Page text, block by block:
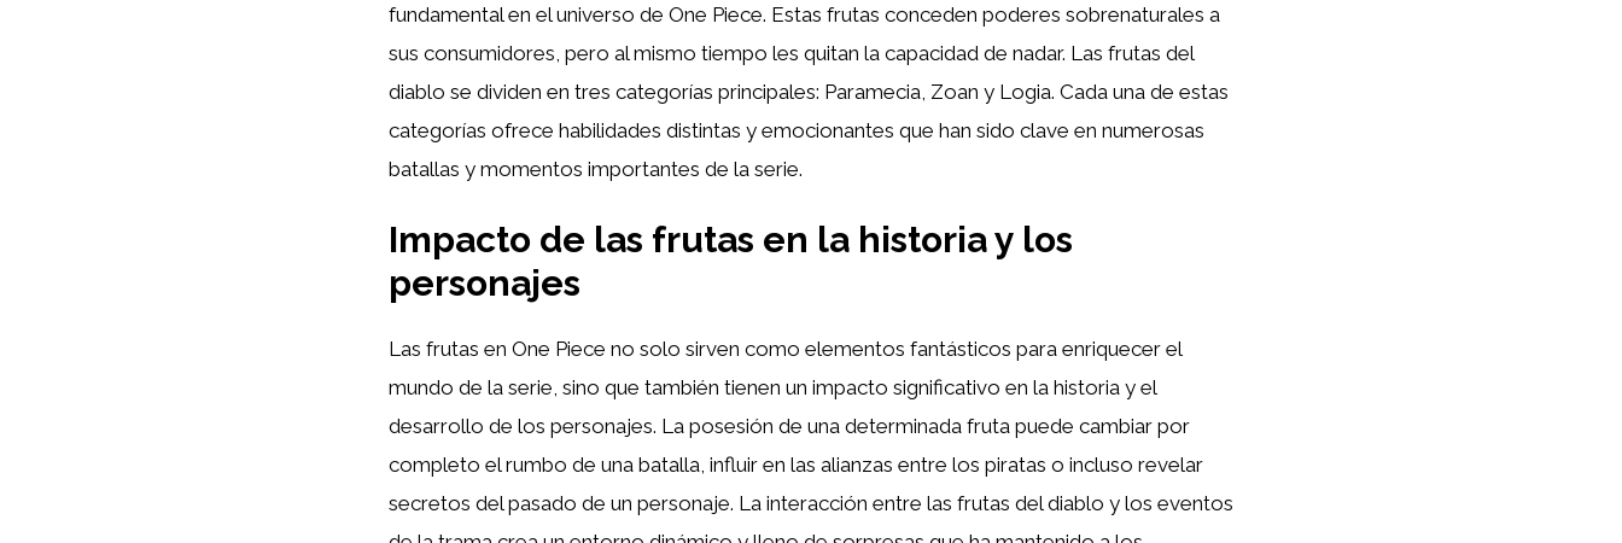
fundamental en el universo de One Piece. Estas frutas conceden poderes sobrenaturales a
sus consumidores, pero al mismo tiempo les quitan la capacidad de nadar. Las frutas del
diablo se dividen en tres categorías principales: Paramecia, Zoan y Logia. Cada una de estas
categorías ofrece habilidades distintas y emocionantes que han sido clave en numerosas
batallas y momentos importantes de la serie.
Impacto de las frutas en la historia y los
personajes
Las frutas en One Piece no solo sirven como elementos fantásticos para enriquecer el
mundo de la serie, sino que también tienen un impacto significativo en la historia y el
desarrollo de los personajes. La posesión de una determinada fruta puede cambiar por
completo el rumbo de una batalla, influir en las alianzas entre los piratas o incluso revelar
secretos del pasado de un personaje. La interacción entre las frutas del diablo y los eventos